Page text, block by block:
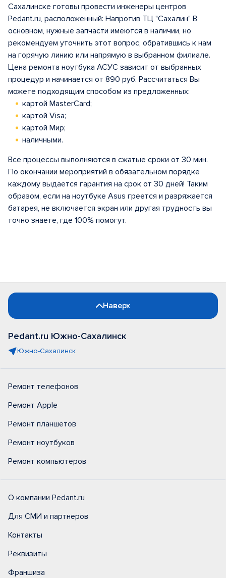
Сахалинске готовы провести инженеры центров
Pedant.ru, расположенный: Напротив ТЦ "Сахалин" В
основном, нужные запчасти имеются в наличии, но
рекомендуем уточнить этот вопрос, обратившись к нам
на горячую линию или напрямую в выбранном филиале.
Цена ремонта ноутбука АСУС зависит от выбранных
процедур и начинается от 890 руб. Рассчитаться Вы
можете подходящим способом из предложенных:
картой MasterCard;
картой Visa;
картой Мир;
наличными.
Все процессы выполняются в сжатые сроки от 30 мин.
По окончании мероприятий в обязательном порядке
каждому выдается гарантия на срок от 30 дней! Таким
образом, если на ноутбуке Asus греется и разряжается
батарея, не включается экран или другая трудность вы
точно знаете, где 100% помогут.
Наверх
Pedant.ru Южно-Сахалинск
Южно-Сахалинск
Ремонт телефонов
Ремонт Apple
Ремонт планшетов
Ремонт ноутбуков
Ремонт компьютеров
О компании Pedant.ru
Для СМИ и партнеров
Контакты
Реквизиты
Франшиза